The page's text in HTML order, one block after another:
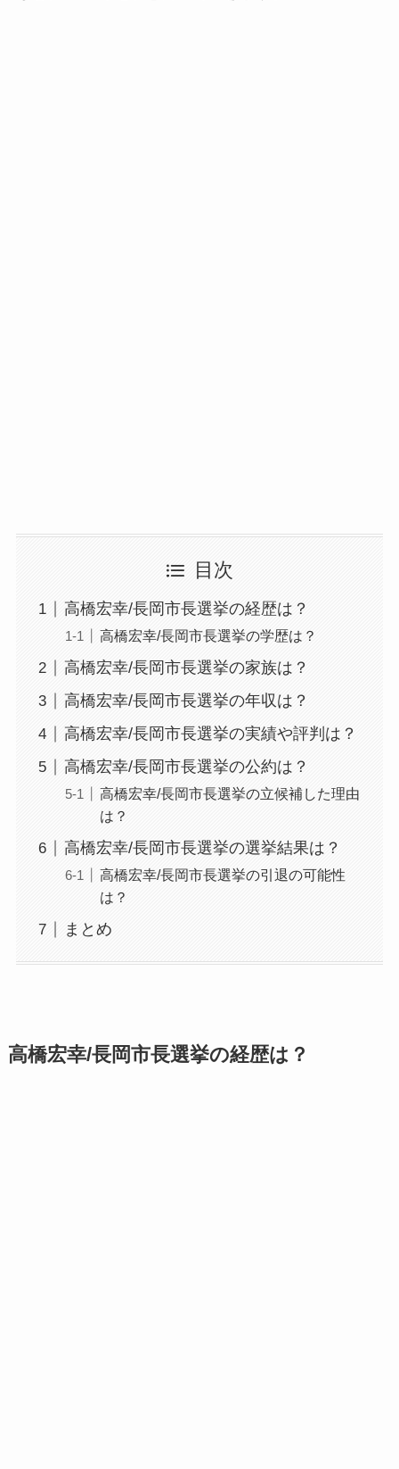
目次
高橋宏幸/長岡市長選挙の経歴は？
高橋宏幸/長岡市長選挙の学歴は？
高橋宏幸/長岡市長選挙の家族は？
高橋宏幸/長岡市長選挙の年収は？
高橋宏幸/長岡市長選挙の実績や評判は？
高橋宏幸/長岡市長選挙の公約は？
高橋宏幸/長岡市長選挙の立候補した理由
は？
高橋宏幸/長岡市長選挙の選挙結果は？
高橋宏幸/長岡市長選挙の引退の可能性
は？
まとめ
高橋宏幸/長岡市長選挙の経歴は？